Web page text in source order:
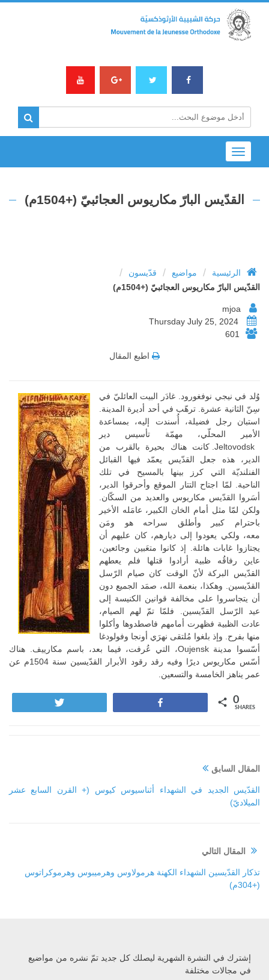
Toggle
navigation
القدّيس البارّ مكاريوس العجائبيّ (+1504م)
الرئيسية / مواضيع / قدّيسون /
القدّيس البارّ مكاريوس العجائبيّ (+1504م)
601
اطبع المقال
وُلد في نيجي نوفغورود. غادَر البيت العائليّ في
سِنّ الثانية عشرة. ترهّب في أحد أديرة المدينة.
استبان رجل فضيلة، أُسندت إليه، بمساعدة
الأمير المحلّي، مهمّة تأسيس دير
Jeltovodsk. كانت هناك بحيرة بالقرب من
الدير، هذه جعل القدّيس يعمّد فيها القبائل
الفنلنديّة التي كرز بينها بالمسيح في تلك
الناحية. لمّا اجتاح التتار الموقع وأحرقوا الدير،
أسَروا القدّيس مكاريوس والعديد من السكّان.
ولكن لمّا مثل أمام الخان الكبير، عامَله الأخير
باحترام كبير وأطلق سراحه هو ومَن
معه، ولكي يعودوا إلى ديارهم، كان عليهم أن
يجتازوا غابات هائلة. إذ كانوا متعَبين وجائعين،
عاين رفاقُه ظبية أرادوا قتلها فلم يعطهم
القدّيس البركة لأنّ الوقت كان صيام الرّسل
القدّيسين. وهكذا، بنعمة الله، صمَد الجميع دون
أن يتجاسروا على مخالفة قوانين الكنيسة إلى
عيد الرّسل القدّيسين. فلمّا تمّ لهم الصيام،
عادت الظبية فظهرت أمامهم فاصطدوها وأكلوا
منها بفرح. وإذ بلغوا مُلتقى نهرَي أونجا وفولودغا
أسّسوا مدينة Oujensk، التي عُرفت، فيما بعد، باسم مكارييف. هناك
أسّس مكاريوس ديرًا وفيه رقد رقود الأبرار القدّيسين سنة 1504م عن
عمر يناهز الخامسة والتسعين.
0
SHARES
المقال السابق
القدّيس الجديد في الشهداء أثناسيوس كيوس (+ القرن السابع عشر
الميلاديّ)
المقال التالي
تذكار القدّيسين الشهداء الكهنة هرمولاوس وهرميبوس وهرموكراتوس
(+304م)
إشترك في النشرة الشهرية ليصلك كل جديد تمّ نشره من مواضيع
في مجالات مختلفة